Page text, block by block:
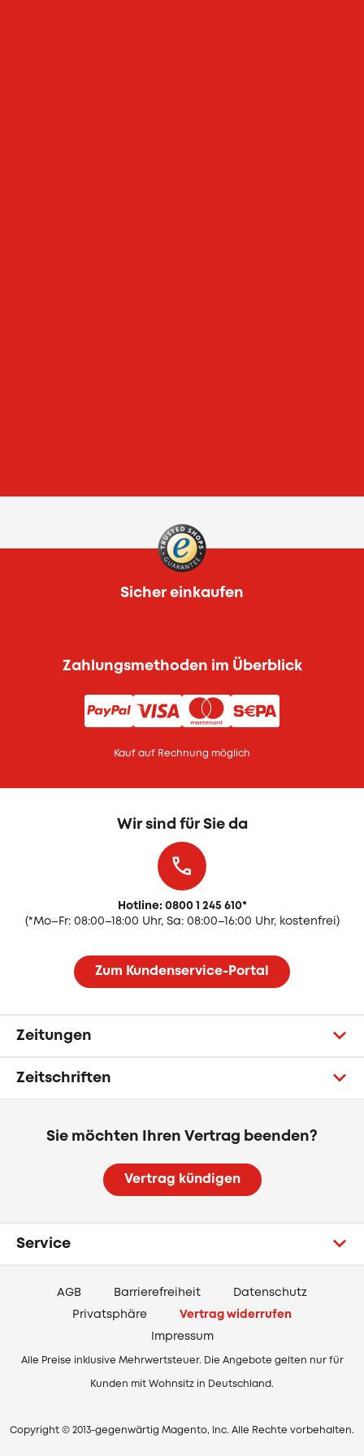
Zahlungsmethoden im Überblick
Kauf auf Rechnung möglich
Sicher einkaufen
Wir sind für Sie da
Hotline: 0800 1 245 610*
(*Mo–Fr: 08:00–18:00 Uhr, Sa: 08:00–16:00 Uhr, kostenfrei)
Zum Kundenservice-Portal
Zeitungen
Zeitschriften
Sie möchten Ihren Vertrag beenden?
Vertrag kündigen
Service
AGB Barrierefreiheit Datenschutz
Privatsphäre Vertrag widerrufen
Impressum
Alle Preise inklusive Mehrwertsteuer. Die Angebote gelten nur für
Kunden mit Wohnsitz in Deutschland.
Copyright © 2013-gegenwärtig Magento, Inc. Alle Rechte vorbehalten.